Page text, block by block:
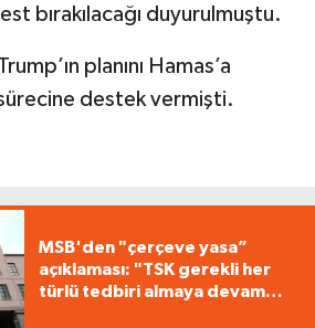
bırakılacağı duyurulmuştu.
planını Hamas’a
destek vermişti.
MSB'den "çerçeve yasa”
açıklaması: "TSK gerekli her
türlü tedbiri almaya devam